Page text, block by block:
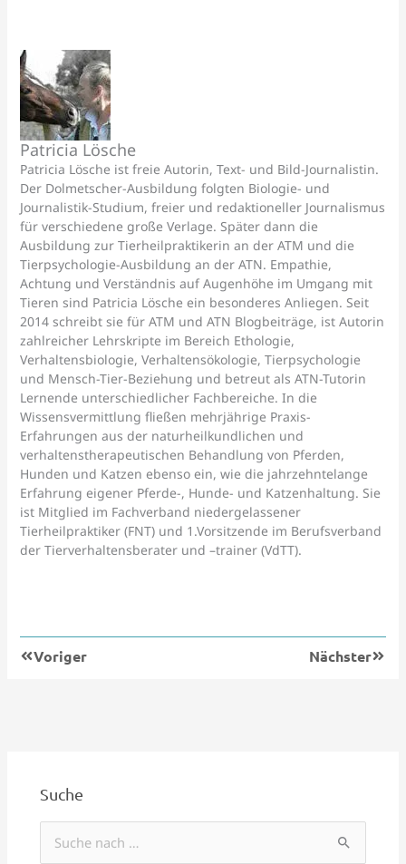
Patricia Lösche
Patricia Lösche ist freie Autorin, Text- und Bild-Journalistin.
Der Dolmetscher-Ausbildung folgten Biologie- und
Journalistik-Studium, freier und redaktioneller Journalismus
für verschiedene große Verlage. Später dann die
Ausbildung zur Tierheilpraktikerin an der ATM und die
Tierpsychologie-Ausbildung an der ATN. Empathie,
Achtung und Verständnis auf Augenhöhe im Umgang mit
Tieren sind Patricia Lösche ein besonderes Anliegen. Seit
2014 schreibt sie für ATM und ATN Blogbeiträge, ist Autorin
zahlreicher Lehrskripte im Bereich Ethologie,
Verhaltensbiologie, Verhaltensökologie, Tierpsychologie
und Mensch-Tier-Beziehung und betreut als ATN-Tutorin
Lernende unterschiedlicher Fachbereiche. In die
Wissensvermittlung fließen mehrjährige Praxis-
Erfahrungen aus der naturheilkundlichen und
verhaltenstherapeutischen Behandlung von Pferden,
Hunden und Katzen ebenso ein, wie die jahrzehntelange
Erfahrung eigener Pferde-, Hunde- und Katzenhaltung. Sie
ist Mitglied im Fachverband niedergelassener
Tierheilpraktiker (FNT) und 1.Vorsitzende im Berufsverband
der Tierverhaltensberater und –trainer (VdTT).
Voriger Nächster
Suche